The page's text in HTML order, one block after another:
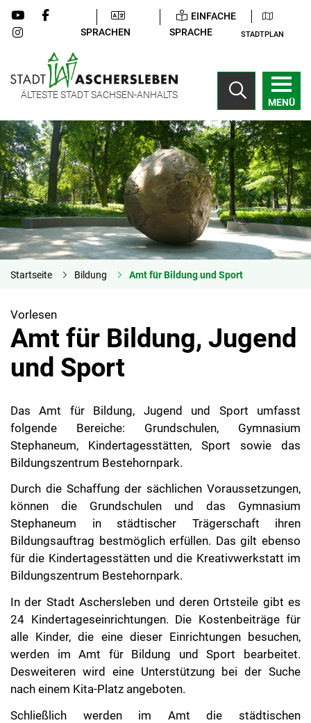
SPRACHEN
EINFACHE
SPRACHE
STADTPLAN
ÄLTESTE STADT SACHSEN-ANHALTS
MENÜ
Startseite Bildung Amt für Bildung und Sport
Vorlesen
Amt für Bildung, Jugend
und Sport
Das Amt für Bildung, Jugend und Sport umfasst
folgende Bereiche: Grundschulen, Gymnasium
Stephaneum, Kindertagesstätten, Sport sowie das
Bildungszentrum Bestehornpark.
Durch die Schaffung der sächlichen Voraussetzungen,
können die Grundschulen und das Gymnasium
Stephaneum in städtischer Trägerschaft ihren
Bildungsauftrag bestmöglich erfüllen. Das gilt ebenso
für die Kindertagesstätten und die Kreativwerkstatt im
Bildungszentrum Bestehornpark.
In der Stadt Aschersleben und deren Ortsteile gibt es
24 Kindertageseinrichtungen. Die Kostenbeiträge für
alle Kinder, die eine dieser Einrichtungen besuchen,
werden im Amt für Bildung und Sport bearbeitet.
Desweiteren wird eine Unterstützung bei der Suche
nach einem Kita-Platz angeboten.
Schließlich werden im Amt die städtischen